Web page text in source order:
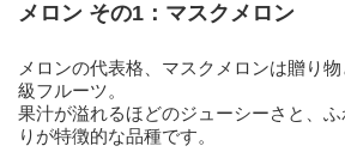
メロン その1：マスクメロン
メロンの代表格、マスクメロンは贈り
級フルーツ。
果汁が溢れるほどのジューシーさと、
りが特徴的な品種です。